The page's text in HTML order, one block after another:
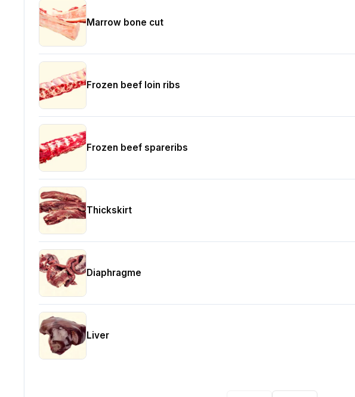
Marrow bone cut
Frozen beef loin ribs
Frozen beef spareribs
Thickskirt
Diaphragme
Liver